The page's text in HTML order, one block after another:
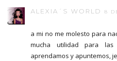
ALEXIA´S WORLD 8
a mi no me molesto para
mucha utilidad para
aprendamos y apuntemos,